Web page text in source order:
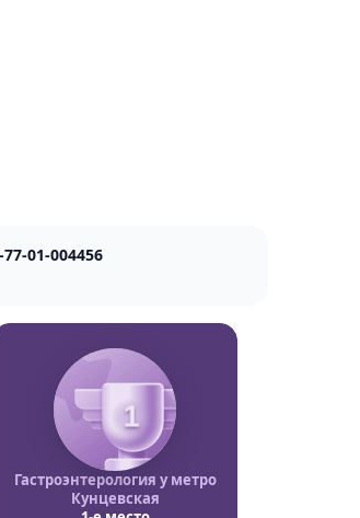
01-004456
1
Гастроэнтерология у метро
Кунцевская